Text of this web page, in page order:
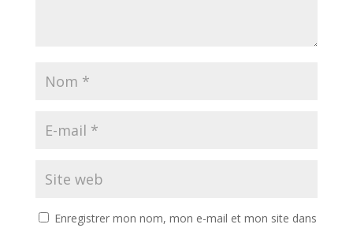
Enregistrer mon nom, mon e-mail et mon site dans